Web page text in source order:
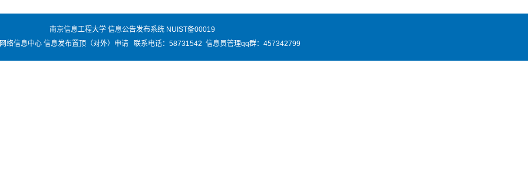
南京信息工程大学 信息公告发布系统 NUIST备00019
络信息中心 信息发布置顶（对外）申请 联系电话：58731542 信息员管理qq群：457342799